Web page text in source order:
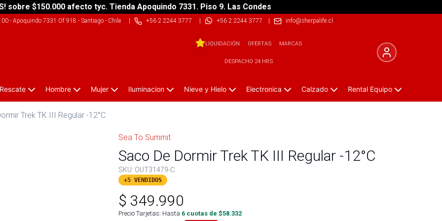
sobre $150.000 afecto tyc. Tienda Apoquindo 7331. Piso 9. Las Condes
- Apoquindo 7331 Of 918 - Santiago - Chile| +56 2 2244 3777 | +56 2 2244 3777 | info@sherpalife.cl
LIQUIDACIÓN OFERTAS MARCAS
DESPACHO 24 HRS
Hombre Mujer Iluminacion Nieve y Hielo Electronica Calzado Rental Equipo
Trek TK III Regular -12°C
Sea To Summit
Saco De Dormir Trek TK III Regular -12°C
SKU: OUT31479-C
+5 VENDIDOS
$ 349.990
Precio Tarjetas: Hasta 6 cuotas de $58.332